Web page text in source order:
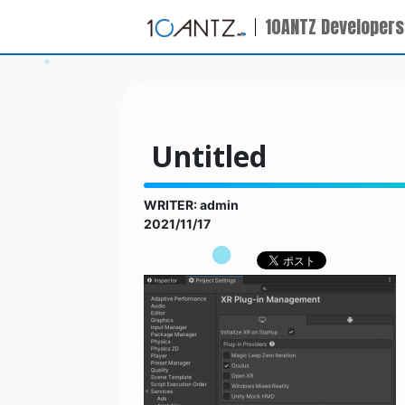
10ANTZ
Untitled
WRITER: admin
2021/11/17